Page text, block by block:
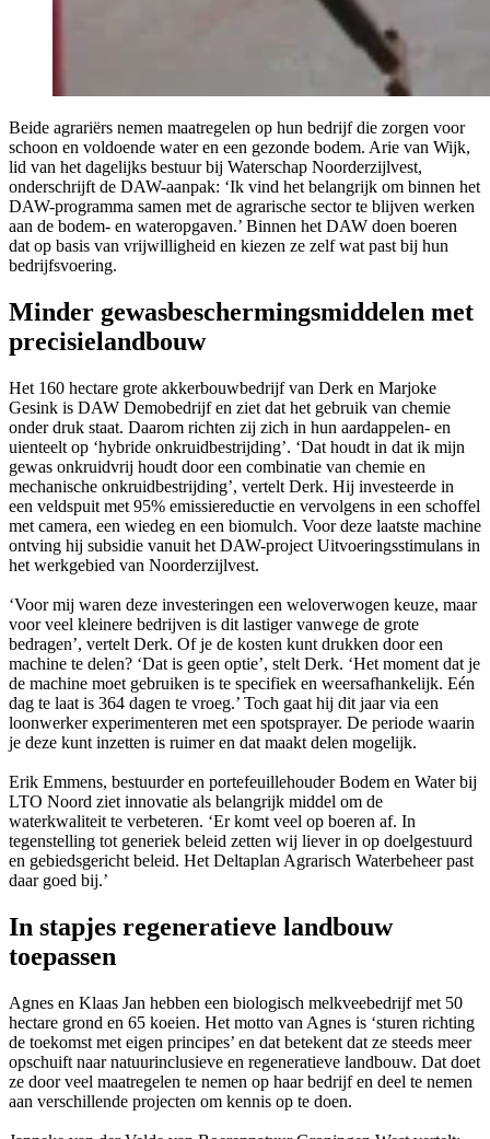
Beide agrariërs nemen maatregelen op hun bedrijf die zorgen voor
schoon en voldoende water en een gezonde bodem. Arie van Wijk,
lid van het dagelijks bestuur bij Waterschap Noorderzijlvest,
onderschrijft de DAW-aanpak: ‘Ik vind het belangrijk om binnen het
DAW-programma samen met de agrarische sector te blijven werken
aan de bodem- en wateropgaven.’ Binnen het DAW doen boeren
dat op basis van vrijwilligheid en kiezen ze zelf wat past bij hun
bedrijfsvoering.
Minder gewasbeschermingsmiddelen met
precisielandbouw
Het 160 hectare grote akkerbouwbedrijf van Derk en Marjoke
Gesink is DAW Demobedrijf en ziet dat het gebruik van chemie
onder druk staat. Daarom richten zij zich in hun aardappelen- en
uienteelt op ‘hybride onkruidbestrijding’. ‘Dat houdt in dat ik mijn
gewas onkruidvrij houdt door een combinatie van chemie en
mechanische onkruidbestrijding’, vertelt Derk. Hij investeerde in
een veldspuit met 95% emissiereductie en vervolgens in een schoffel
met camera, een wiedeg en een biomulch. Voor deze laatste machine
ontving hij subsidie vanuit het DAW-project Uitvoeringsstimulans in
het werkgebied van Noorderzijlvest.
‘Voor mij waren deze investeringen een weloverwogen keuze, maar
voor veel kleinere bedrijven is dit lastiger vanwege de grote
bedragen’, vertelt Derk. Of je de kosten kunt drukken door een
machine te delen? ‘Dat is geen optie’, stelt Derk. ‘Het moment dat je
de machine moet gebruiken is te specifiek en weersafhankelijk. Eén
dag te laat is 364 dagen te vroeg.’ Toch gaat hij dit jaar via een
loonwerker experimenteren met een spotsprayer. De periode waarin
je deze kunt inzetten is ruimer en dat maakt delen mogelijk.
Erik Emmens, bestuurder en portefeuillehouder Bodem en Water bij
LTO Noord ziet innovatie als belangrijk middel om de
waterkwaliteit te verbeteren. ‘Er komt veel op boeren af. In
tegenstelling tot generiek beleid zetten wij liever in op doelgestuurd
en gebiedsgericht beleid. Het Deltaplan Agrarisch Waterbeheer past
daar goed bij.’
In stapjes regeneratieve landbouw
toepassen
Agnes en Klaas Jan hebben een biologisch melkveebedrijf met 50
hectare grond en 65 koeien. Het motto van Agnes is ‘sturen richting
de toekomst met eigen principes’ en dat betekent dat ze steeds meer
opschuift naar natuurinclusieve en regeneratieve landbouw. Dat doet
ze door veel maatregelen te nemen op haar bedrijf en deel te nemen
aan verschillende projecten om kennis op te doen.